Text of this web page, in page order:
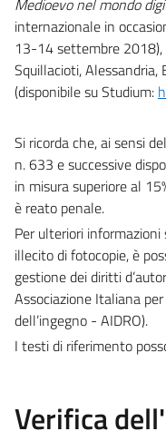
Medioevo nel mondo
internazionale in
13-14 settembre 2018),
Squillacioti, Alessandria,
(disponibile su Studium:
Si ricorda che, ai sensi
n. 633 e successive
in misura superiore al
è reato penale.
Per ulteriori informazioni
illecito di fotocopie, è
gestione dei diritti
Associazione Italiana
dell’ingegno - AIDRO).
I testi di riferimento
Verifica